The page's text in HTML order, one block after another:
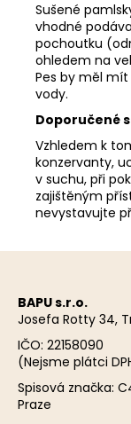
Sušené
vhodné
pochoutku
ohledem na
Pes by měl
vody.
Doporučené
Vzhledem k
konzervanty,
v suchu, při
zajištěným
nevystavujte
BAPU s.r.o.
Josefa Rotty 34,
IČO: 22158090
(Nejsme plátci
Spisová značka:
Praze